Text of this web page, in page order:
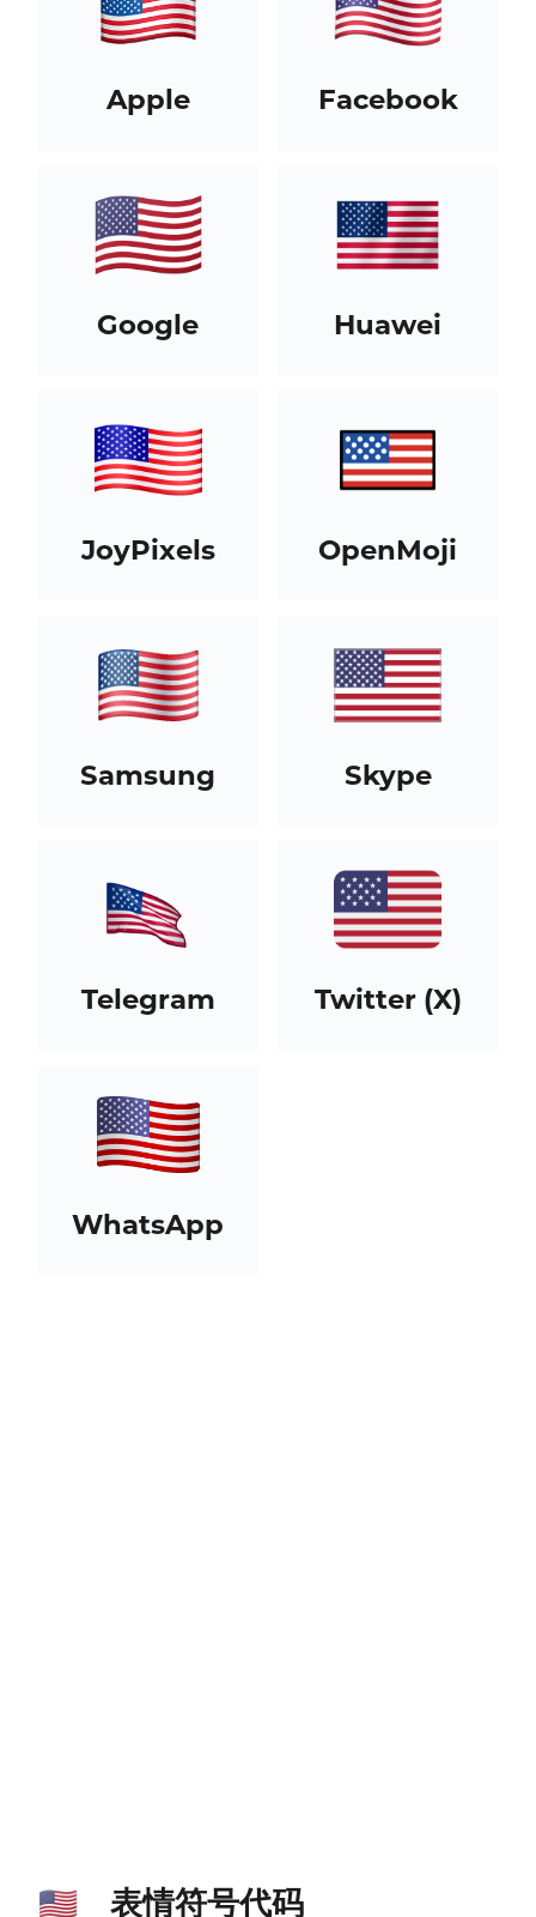
Apple Facebook
Google Huawei
JoyPixels OpenMoji
Samsung Skype
Telegram Twitter (X)
WhatsApp
🇺🇸 表情符号代码